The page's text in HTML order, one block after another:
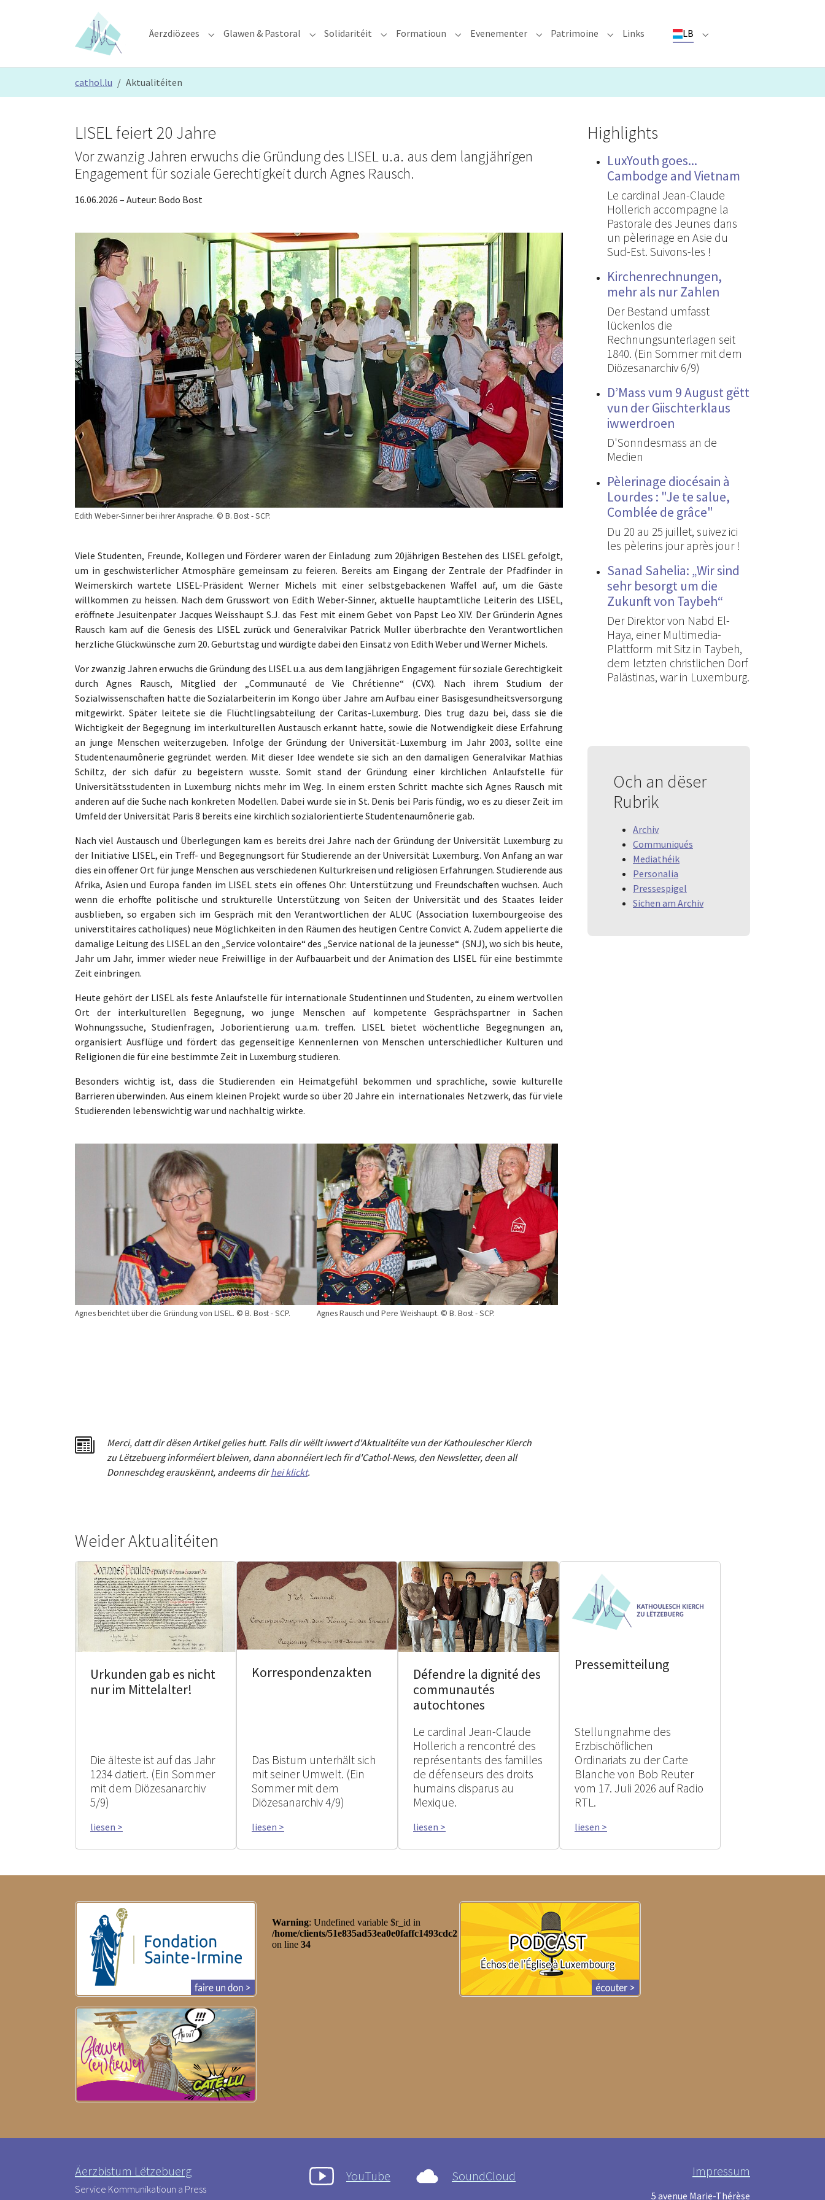
Äerzdiözees Submenu for "Äerzdiözees"
Glawen & Pastoral Submenu for "Glawen & Pastoral"
Solidaritéit Submenu for "Solidaritéit"
Formatioun Submenu for "Formatioun"
Evenementer Submenu for "Evenementer"
Patrimoine Submenu for "Patrimoine"
Links LB Submenu for "LB"
cathol.lu Aktualitéiten
Show larger version
Edith Weber-Sinner bei ihrer Ansprache. © B. Bost - SCP.
Viele Studenten, Freunde, Kollegen und Förderer waren der Einladung zum 20jährigen Bestehen des LISEL gefolgt,
um in geschwisterlicher Atmosphäre gemeinsam zu feieren. Bereits am Eingang der Zentrale der Pfadfinder in
Weimerskirch wartete LISEL-Präsident Werner Michels mit einer selbstgebackenen Waffel auf, um die Gäste
willkommen zu heissen. Nach dem Grusswort von Edith Weber-Sinner, aktuelle hauptamtliche Leiterin des LISEL,
eröffnete Jesuitenpater Jacques Weisshaupt S.J. das Fest mit einem Gebet von Papst Leo XIV. Der Gründerin Agnes
Rausch kam auf die Genesis des LISEL zurück und Generalvikar Patrick Muller überbrachte den Verantwortlichen
herzliche Glückwünsche zum 20. Geburtstag und würdigte dabei den Einsatz von Edith Weber und Werner Michels.
Vor zwanzig Jahren erwuchs die Gründung des LISEL u.a. aus dem langjährigen Engagement für soziale Gerechtigkeit
durch Agnes Rausch, Mitglied der „Communauté de Vie Chrétienne“ (CVX). Nach ihrem Studium der
Sozialwissenschaften hatte die Sozialarbeiterin im Kongo über Jahre am Aufbau einer Basisgesundheitsversorgung
mitgewirkt. Später leitete sie die Flüchtlingsabteilung der Caritas-Luxemburg. Dies trug dazu bei, dass sie die
Wichtigkeit der Begegnung im interkulturellen Austausch erkannt hatte, sowie die Notwendigkeit diese Erfahrung
an junge Menschen weiterzugeben. Infolge der Gründung der Universität-Luxemburg im Jahr 2003, sollte eine
Studentenaumônerie gegründet werden. Mit dieser Idee wendete sie sich an den damaligen Generalvikar Mathias
Schiltz, der sich dafür zu begeistern wusste. Somit stand der Gründung einer kirchlichen Anlaufstelle für
Universitätsstudenten in Luxemburg nichts mehr im Weg. In einem ersten Schritt machte sich Agnes Rausch mit
anderen auf die Suche nach konkreten Modellen. Dabei wurde sie in St. Denis bei Paris fündig, wo es zu dieser Zeit im
Umfeld der Universität Paris 8 bereits eine kirchlich sozialorientierte Studentenaumônerie gab.
Nach viel Austausch und Überlegungen kam es bereits drei Jahre nach der Gründung der Universität Luxemburg zu
der Initiative LISEL, ein Treff- und Begegnungsort für Studierende an der Universität Luxemburg. Von Anfang an war
dies ein offener Ort für junge Menschen aus verschiedenen Kulturkreisen und religiösen Erfahrungen. Studierende aus
Afrika, Asien und Europa fanden im LISEL stets ein offenes Ohr: Unterstützung und Freundschaften wuchsen. Auch
wenn die erhoffte politische und strukturelle Unterstützung von Seiten der Universität und des Staates leider
ausblieben, so ergaben sich im Gespräch mit den Verantwortlichen der ALUC (Association luxembourgeoise des
universtitaires catholiques) neue Möglichkeiten in den Räumen des heutigen Centre Convict A. Zudem appelierte die
damalige Leitung des LISEL an den „Service volontaire“ des „Service national de la jeunesse“ (SNJ), wo sich bis heute,
Jahr um Jahr, immer wieder neue Freiwillige in der Aufbauarbeit und der Animation des LISEL für eine bestimmte
Zeit einbringen.
Heute gehört der LISEL als feste Anlaufstelle für internationale Studentinnen und Studenten, zu einem wertvollen
Ort der interkulturellen Begegnung, wo junge Menschen auf kompetente Gesprächspartner in Sachen
Wohnungssuche, Studienfragen, Joborientierung u.a.m. treffen. LISEL bietet wöchentliche Begegnungen an,
organisiert Ausflüge und fördert das gegenseitige Kennenlernen von Menschen unterschiedlicher Kulturen und
Religionen die für eine bestimmte Zeit in Luxemburg studieren.
Besonders wichtig ist, dass die Studierenden ein Heimatgefühl bekommen und sprachliche, sowie kulturelle
Barrieren überwinden. Aus einem kleinen Projekt wurde so über 20 Jahre ein internationales Netzwerk, das für viele
Studierenden lebenswichtig war und nachhaltig wirkte.
Agnes berichtet über die Gründung von LISEL. © B. Bost - SCP.
Show larger version
Agnes Rausch und Pere Weishaupt. © B. Bost - SCP.
LISEL feiert 20 Jahre
Vor zwanzig Jahren erwuchs die Gründung des LISEL u.a. aus dem langjährigen
Engagement für soziale Gerechtigkeit durch Agnes Rausch.
16.06.2026 – Auteur: Bodo Bost
Merci, dattdir dësen Artikel gelies hutt. Falls dir wëllt iwwert d'Aktualitéite vun der Kathoulescher Kierch
zu Lëtzebuerg informéiert bleiwen, dann abonnéiert Iech fir d'Cathol-News, den Newsletter, deen all
Donneschdeg erauskënnt, andeems dirhei klickt.
Highlights
LuxYouth goes...
Cambodge and Vietnam
Le cardinal Jean-Claude
Hollerich accompagne la
Pastorale des Jeunes dans
un pèlerinage en Asie du
Sud-Est. Suivons-les !
Kirchenrechnungen,
mehr als nur Zahlen
Der Bestand umfasst
lückenlos die
Rechnungsunterlagen seit
1840. (Ein Sommer mit dem
Diözesanarchiv 6/9)
D’Mass vum 9 August gëtt
vun der Giischterklaus
iwwerdroen
D'Sonndesmass an de
Medien
Pèlerinage diocésain à
Lourdes : "Je te salue,
Comblée de grâce"
Du 20 au 25 juillet, suivez ici
les pèlerins jour après jour !
Sanad Sahelia: „Wir sind
sehr besorgt um die
Zukunft von Taybeh“
Der Direktor von Nabd El-
Haya, einer Multimedia-
Plattform mit Sitz in Taybeh,
dem letzten christlichen Dorf
Palästinas, war in Luxemburg.
Och an dëser
Rubrik
Archiv
Communiqués
Mediathéik
Personalia
Pressespigel
Sichen am Archiv
Weider Aktualitéiten
Urkunden gab es nicht
nur im Mittelalter!
Die älteste ist auf das Jahr
1234 datiert. (Ein Sommer
mit dem Diözesanarchiv
5/9)
liesen >
Korrespondenzakten
Das Bistum unterhält sich
mit seiner Umwelt. (Ein
Sommer mit dem
Diözesanarchiv 4/9)
liesen >
Défendre la dignité des
communautés
autochtones
Le cardinal Jean-Claude
Hollerich a rencontré des
représentants des familles
de défenseurs des droits
humains disparus au
Mexique.
liesen >
Pressemitteilung
Stellungnahme des
Erzbischöflichen
Ordinariats zu der Carte
Blanche von Bob Reuter
vom 17. Juli 2026 auf Radio
RTL.
liesen >
Äerzbistum Lëtzebuerg
Service Kommunikatioun a Press
YouTube SoundCloud Impressum
5 avenue Marie-Thérèse